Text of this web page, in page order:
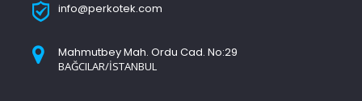
info@perkotek.com
Mahmutbey Mah. Ordu Cad. No:29
BAĞCILAR/İSTANBUL